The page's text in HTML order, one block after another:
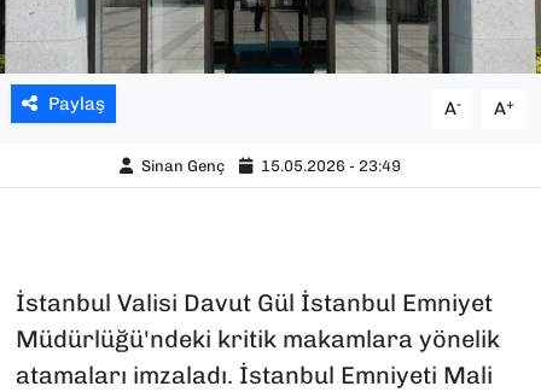
Paylaş A- A+
Sinan Genç 15.05.2026 - 23:49
İstanbul Valisi Davut Gül İstanbul Emniyet
Müdürlüğü'ndeki kritik makamlara yönelik
atamaları imzaladı. İstanbul Emniyeti Mali